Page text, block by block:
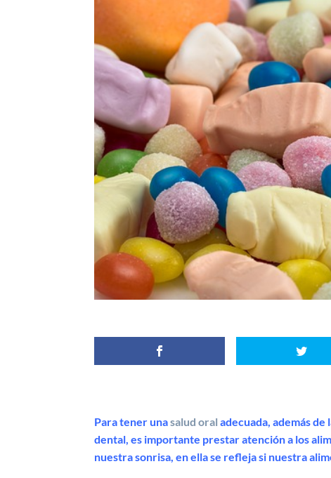
Para tener unasalud oral adecuada, además
dental, es importante prestar atención a los
nuestra sonrisa, en ella se refleja si nuestra